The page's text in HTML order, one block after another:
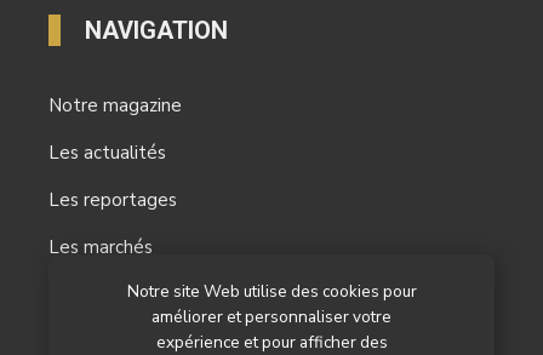
Notre site Web utilise des cookies pour
améliorer et personnaliser votre
expérience et pour afficher des
NAVIGATION
Notre magazine
Les actualités
Les reportages
Les marchés